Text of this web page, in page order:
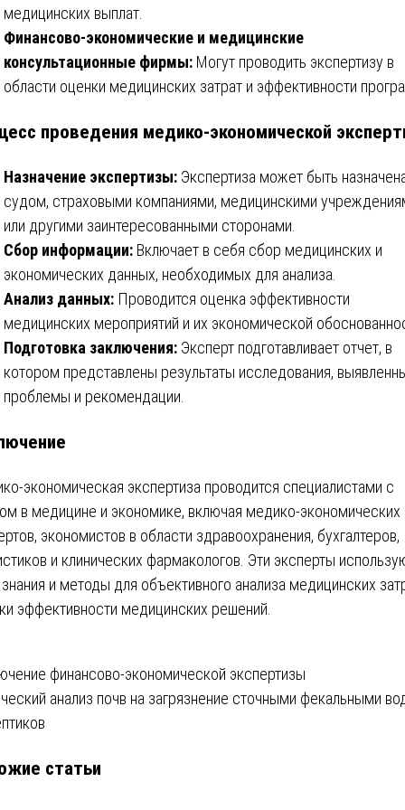
медицинских выплат.
Финансово-экономические и медицинские
консультационные фирмы: Могут проводить экспертизу в
области оценки медицинских затрат и эффективности
проведения медико-экономической
Назначение экспертизы: Экспертиза может быть
судом, страховыми компаниями, медицинскими
или другими заинтересованными сторонами.
Сбор информации: Включает в себя сбор медицинских и
экономических данных, необходимых для анализа.
Анализ данных: Проводится оценка эффективности
медицинских мероприятий и их экономической
Подготовка заключения: Эксперт подготавливает отчет, в
котором представлены результаты исследования,
проблемы и рекомендации.
экономическая экспертиза проводится специалистами с
в медицине и экономике, включая медико-экономических
экономистов в области здравоохранения, бухгалтеров,
и клинических фармакологов. Эти эксперты
и методы для объективного анализа медицинских
эффективности медицинских решений.
финансово-экономической экспертизы
анализ почв на загрязнение сточными фекальными
статьи